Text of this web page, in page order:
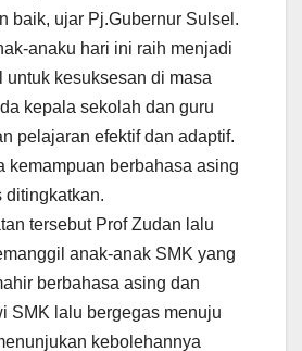
baik, ujar Pj.Gubernur Sulsel.
anaku hari ini raih menjadi
untuk kesuksesan di masa
kepala sekolah dan guru
pelajaran efektif dan adaptif.
kemampuan berbahasa asing
ditingkatkan.
tersebut Prof Zudan lalu
anak-anak SMK yang
berbahasa asing dan
SMK lalu bergegas menuju
kebolehannya